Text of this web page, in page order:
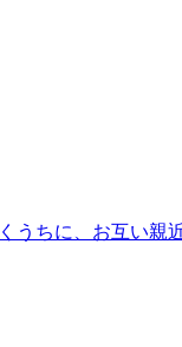
ちに、お互い